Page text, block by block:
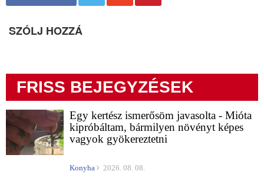
SZÓLJ HOZZÁ
FRISS BEJEGYZÉSEK
Egy kertész ismerősöm javasolta - Mióta
kipróbáltam, bármilyen növényt képes
vagyok gyökereztetni
Konyha 2026. 08. 08.